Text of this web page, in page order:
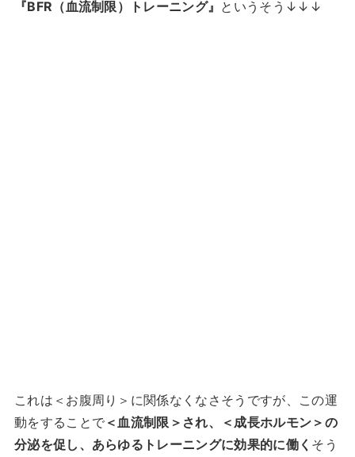
『BFR（血流制限）トレーニング』 というそう↓↓↓
これは＜お腹周り＞に関係なくなさそうですが、この運
動をすることで ＜血流制限＞され、＜成長ホルモン＞の
分泌を促し、あらゆるトレーニングに効果的に働く そう